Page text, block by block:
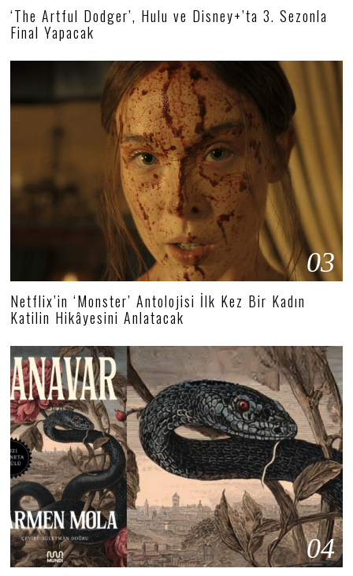
‘The Artful Dodger’, Hulu ve Disney+’ta 3. Sezonla
Final Yapacak
03
Netflix’in ‘Monster’ Antolojisi İlk Kez Bir Kadın
Katilin Hikâyesini Anlatacak
04